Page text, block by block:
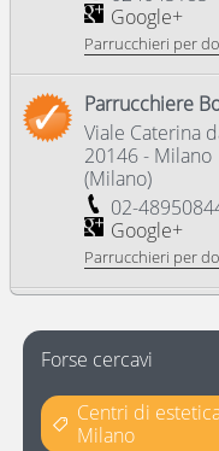
Google+
Parrucchieri per
Parrucchiere
Viale Caterina
20146- Milano
(Milano)
02-
Google+
Parrucchieri per
Forse cercavi
Centri di
Milano